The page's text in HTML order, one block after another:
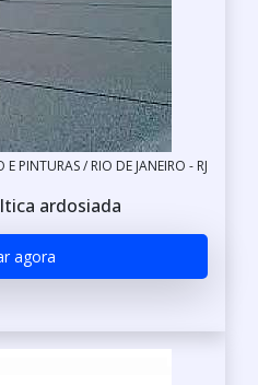
PINTURAS / RIO DE JANEIRO - RJ
ardosiada
agora